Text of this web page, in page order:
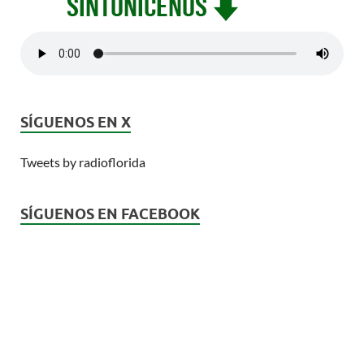
SÍGUENOS EN X
Tweets by radioflorida
SÍGUENOS EN FACEBOOK